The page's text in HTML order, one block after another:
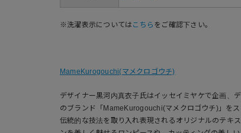
※洗濯表示については こちら をご確認下さい。
MameKurogouchi(マメクロゴウチ)
デザイナー黒河内真衣子氏はイッセイミヤケで企画、
のブランド「MameKurogouchi(マメクロゴウチ)」をス
伝統的な技法を取り入れ表現されるオリジナルのテキ